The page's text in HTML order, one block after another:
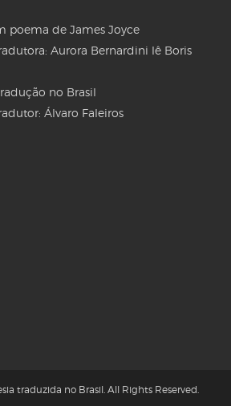
poema de James Joyce
Aurora Bernardini lê Boris
no Brasil
Álvaro Faleiros
traduzida no Brasil. All Rights Reserved.